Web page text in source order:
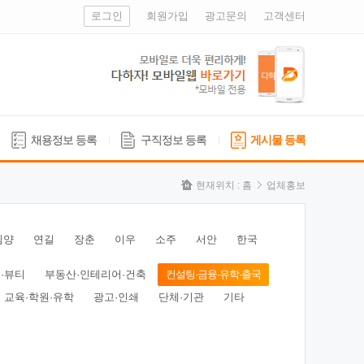
로그인 회원가입 광고문의 고객센터
채용정보 등록 구직정보 등록 게시물 등록
현재위치 : 홈 업체홍보
양 연길 장춘 이우 소주 서안 한국
뷰티 부동산·인테리어·건축
컨설팅·금융·유학·출국
교육·학원·유학
광고·인쇄 단체·기관 기타